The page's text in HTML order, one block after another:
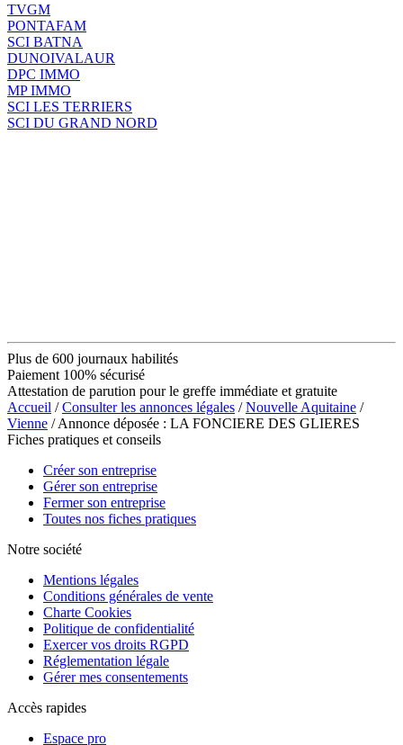
TVGM
PONTAFAM
SCI BATNA
DUNOIVALAUR
DPC IMMO
MP IMMO
SCI LES TERRIERS
SCI DU GRAND NORD
Plus de 600 journaux habilités
Paiement 100% sécurisé
Attestation de parution pour le greffe immédiate et gratuite
Accueil /Consulter les annonces légales /Nouvelle Aquitaine /
Vienne / Annonce déposée : LA FONCIERE DES GLIERES
Fiches pratiques et conseils
Créer son entreprise
Gérer son entreprise
Fermer son entreprise
Toutes nos fiches pratiques
Notre société
Mentions légales
Conditions générales de vente
Charte Cookies
Politique de confidentialité
Exercer vos droits RGPD
Réglementation légale
Gérer mes consentements
Accès rapides
Espace pro